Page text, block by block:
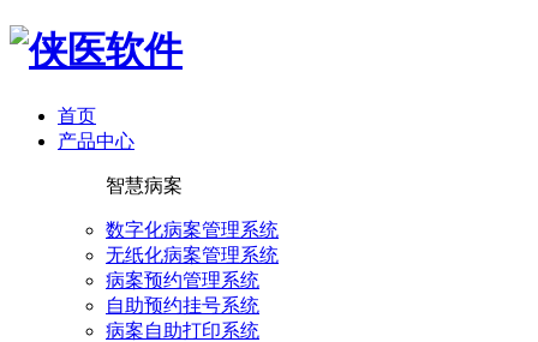
首页
产品中心
智慧病案
数字化病案管理系统
无纸化病案管理系统
病案预约管理系统
自助预约挂号系统
病案自助打印系统